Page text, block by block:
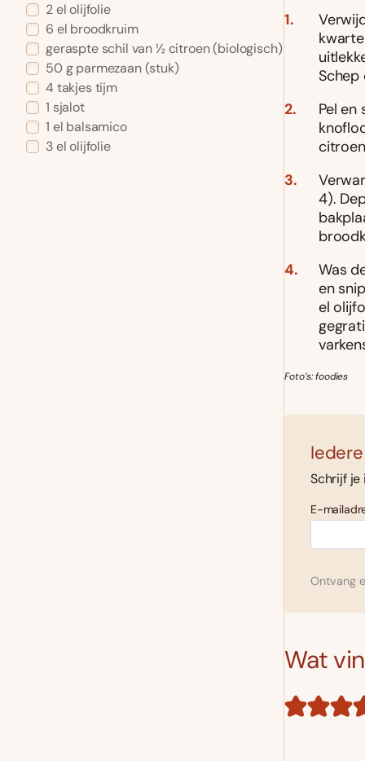
2 el olijfolie
6 el broodkruim
geraspte schil van ½ citroen (biologisch)
50 g parmezaan (stuk)
4 takjes tijm
1 sjalot
1 el balsamico
3 el olijfolie
Schep
Pel
4).
Was
en
el
Foto’s: foodies
Schrijf je
E-
Ontvang
Wat